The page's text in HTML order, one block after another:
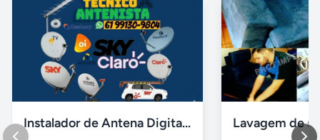
Instalador de Antena Digital em Brasília